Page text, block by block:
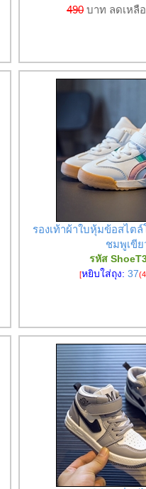
490 บาท ลดเหลื
รองเท้าผ้าใบหุ้มข้อสไตล์
ชมพูเขีย
รหัส
[หยิบใส่ถุง:37